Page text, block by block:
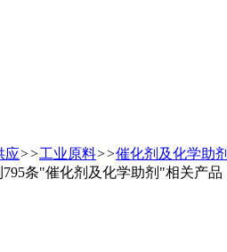
应>>工业原料>>催化剂及化学助剂
795条"催化剂及化学助剂"相关产品